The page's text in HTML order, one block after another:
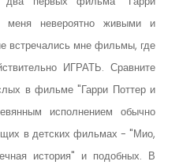
меня невероятно живыми и
встречались мне фильмы, где
ИГРАТЬ. Сравните
в фильме "Гарри Поттер и
исполнением обычно
в детских фильмах - "Мио,
история" и подобных. В